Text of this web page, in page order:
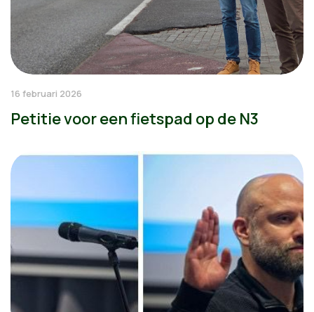
16 februari 2026
Petitie voor een fietspad op de N3